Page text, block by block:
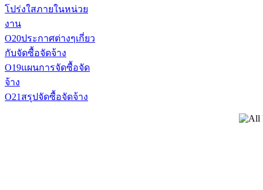
โปร่งใสภายในหน่วย
งาน
O20ประกาศต่างๆเกี่ยว
กับจัดซื้อจัดจ้าง
O19แผนการจัดซื้อจัด
จ้าง
O21สรุปจัดซื้อจัดจ้าง